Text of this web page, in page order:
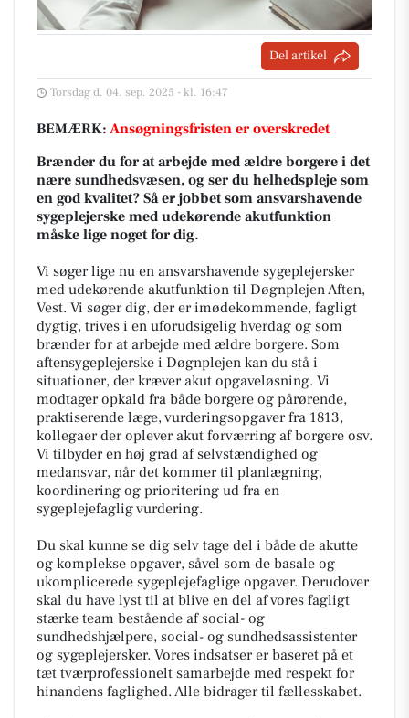
Del artikel
Torsdag d. 04. sep. 2025 - kl. 16:47
BEMÆRK: Ansøgningsfristen er overskredet
Brænder du for at arbejde med ældre borgere i det
nære sundhedsvæsen, og ser du helhedspleje som
en god kvalitet? Så er jobbet som ansvarshavende
sygeplejerske med udekørende akutfunktion
måske lige noget for dig.
Vi søger lige nu en ansvarshavende sygeplejersker
med udekørende akutfunktion til Døgnplejen Aften,
Vest. Vi søger dig, der er imødekommende, fagligt
dygtig, trives i en uforudsigelig hverdag og som
brænder for at arbejde med ældre borgere. Som
aftensygeplejerske i Døgnplejen kan du stå i
situationer, der kræver akut opgaveløsning. Vi
modtager opkald fra både borgere og pårørende,
praktiserende læge, vurderingsopgaver fra 1813,
kollegaer der oplever akut forværring af borgere osv.
Vi tilbyder en høj grad af selvstændighed og
medansvar, når det kommer til planlægning,
koordinering og prioritering ud fra en
sygeplejefaglig vurdering.
Du skal kunne se dig selv tage del i både de akutte
og komplekse opgaver, såvel som de basale og
ukomplicerede sygeplejefaglige opgaver. Derudover
skal du have lyst til at blive en del af vores fagligt
stærke team bestående af social- og
sundhedshjælpere, social- og sundhedsassistenter
og sygeplejersker. Vores indsatser er baseret på et
tæt tværprofessionelt samarbejde med respekt for
hinandens faglighed. Alle bidrager til fællesskabet.